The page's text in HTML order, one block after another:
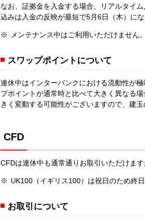
なお、証拠金を入金する場合、リアルタイ
込みは入金の反映が最短で5月6日（木）に
メンテナンス中はご利用いただけません
スワップポイントについて
連休中はインターバンクにおける流動性が
プポイントが通常時と比べて大きく異なる
きく変動する可能性がございますので、建
CFD
CFDは連休中も通常通りお取引いただけま
UK100（イギリス100）は祝日のため終
お取引について